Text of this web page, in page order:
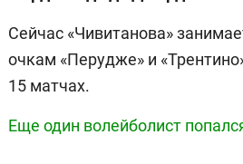
Сейчас «Чивитанова»
очкам «Перудже» и
15 матчах.
Еще один волейболист